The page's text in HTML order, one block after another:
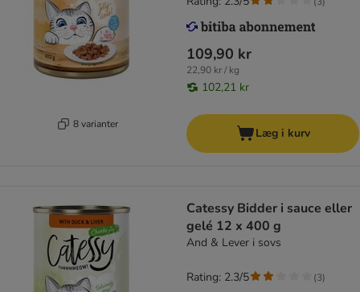
8 varianter
109,90 kr
22,90 kr / kg
102,21 kr
Læg i kurv
Catessy Bidder i sauce eller
gelé 12 x 400 g
And & Lever i sovs
Rating: 2.3/5 (3)